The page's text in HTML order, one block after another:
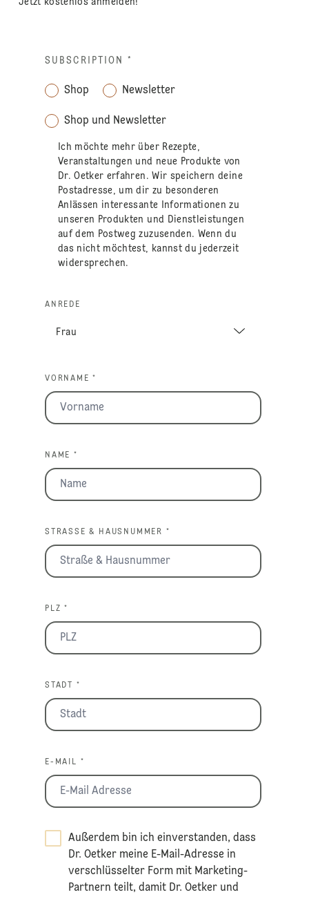
SUBSCRIPTION *
Shop Newsletter
Shop und Newsletter
Ich möchte mehr über Rezepte,
Veranstaltungen und neue Produkte von
Dr. Oetker erfahren. Wir speichern deine
Postadresse, um dir zu besonderen
Anlässen interessante Informationen zu
unseren Produkten und Dienstleistungen
auf dem Postweg zuzusenden. Wenn du
das nicht möchtest, kannst du jederzeit
widersprechen.
ANREDE
VORNAME *
NAME *
STRASSE & HAUSNUMMER *
PLZ *
STADT *
E-MAIL *
Außerdem bin ich einverstanden, dass
Dr. Oetker meine E-Mail-Adresse in
verschlüsselter Form mit Marketing-
Partnern teilt, damit Dr. Oetker und